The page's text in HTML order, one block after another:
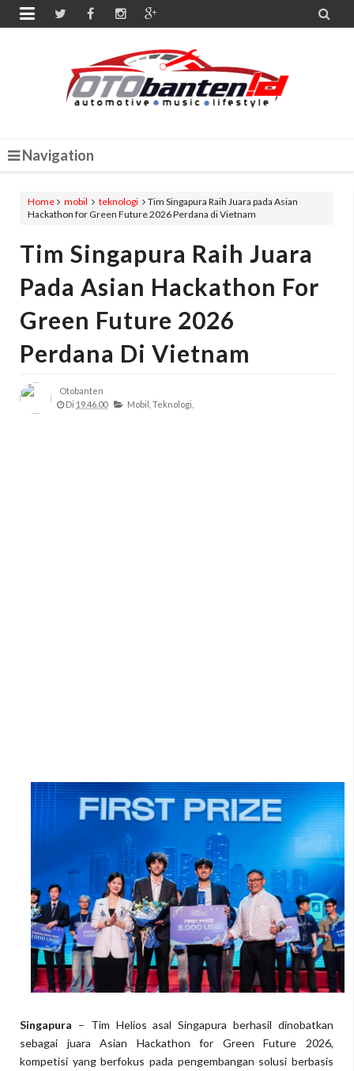
 
Navigation
Home mobil teknologi
Tim Singapura Raih Juara pada Asian
Hackathon for Green Future 2026 Perdana di Vietnam
Tim Singapura Raih Juara
Pada Asian Hackathon For
Green Future 2026
Perdana Di Vietnam
Otobanten
Di 19.46.00 Mobil, Teknologi,
Singapura – Tim Helios asal Singapura berhasil dinobatkan
sebagai juara Asian Hackathon for Green Future 2026,
kompetisi yang berfokus pada pengembangan solusi berbasis